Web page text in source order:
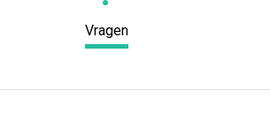
Vragen